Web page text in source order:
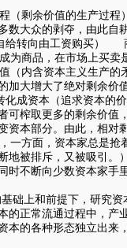
剩余价值的生产过程
数大众的剥夺，由此自
给转向由工资购买）
为商品，在市场上买卖
（内含资本主义生产的
加大增大了绝对剩余价
成资本（追求资本的
可榨取更多的剩余价值
资本部分。由此，相对
一方面，资本家总是抢
地被排斥，又被吸引
时不断向少数资本家手
础上和前提下，研究资
的正常流通过程中，
本的各种形态独立出来